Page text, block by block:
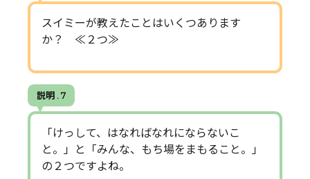
スイミーが教えたことはいくつあります
か？ ≪２つ≫
説明 . 7
「けっして、はなればなれにならないこ
と。」と「みんな、もち場をまもること。」
の２つですよね。